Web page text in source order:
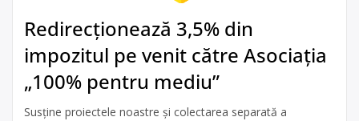
Redirecționează 3,5% din
impozitul pe venit către Asociația
„100% pentru mediu”
Susține proiectele noastre și colectarea separată a